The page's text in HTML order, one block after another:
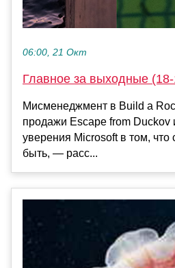
06:00, 21 Окт
Главное за выходные (18-
Мисменеджмент в Build a
продажи Escape from Duckov
уверения Microsoft в том,
быть, — расс...